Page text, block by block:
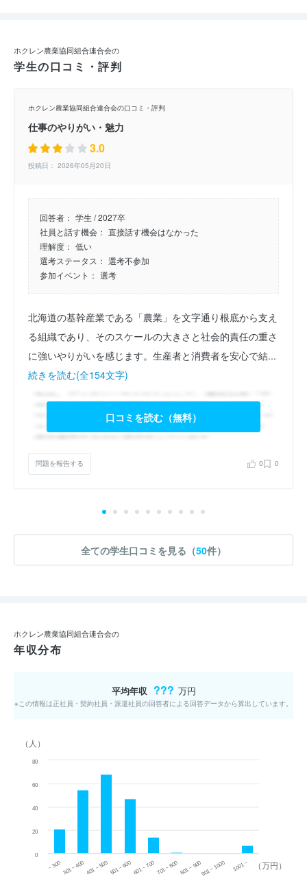
ホクレン農業協同組合連合会の
学生の口コミ・評判
ホクレン農業協同組合連合会の口コミ・評判
仕事のやりがい・魅力
3.0
投稿日： 2026年05月20日
回答者： 学生 / 2027卒
社員と話す機会： 直接話す機会はなかった
理解度： 低い
選考ステータス： 選考不参加
参加イベント： 選考
北海道の基幹産業である「農業」を文字通り根底から支え
る組織であり、そのスケールの大きさと社会的責任の重さ
に強いやりがいを感じます。生産者と消費者を安心で結...
続きを読む(全154文字)
口コミを読む（無料）
問題を報告する 0 0
全ての学生口コミを見る（50件）
ホクレン農業協同組合連合会の
年収分布
平均年収 ??? 万円
※この情報は正社員・契約社員・派遣社員の回答者による回答データから算出しています。
（万円）
（人）
~ 300 301 ~ 400 401 ~ 500501 ~ 600601 ~ 700701 ~ 800801 ~ 900901 ~ 1000 1001 ~
0
20
40
60
80